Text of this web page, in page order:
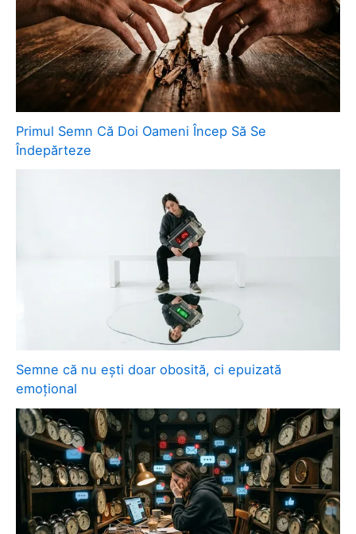
Primul Semn Că Doi Oameni Încep Să Se
Îndepărteze
Semne că nu ești doar obosită, ci epuizată
emoțional